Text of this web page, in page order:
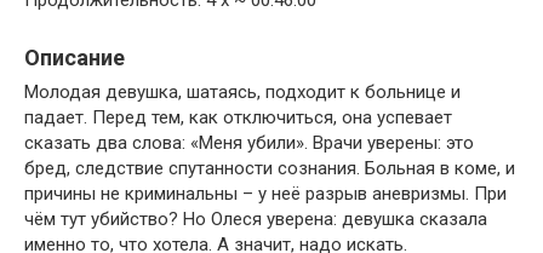
Описание
Молодая девушка, шатаясь, подходит к больнице и
падает. Перед тем, как отключиться, она успевает
сказать два слова: «Меня убили». Врачи уверены: это
бред, следствие спутанности сознания. Больная в коме, и
причины не криминальны – у неё разрыв аневризмы. При
чём тут убийство? Но Олеся уверена: девушка сказала
именно то, что хотела. А значит, надо искать.